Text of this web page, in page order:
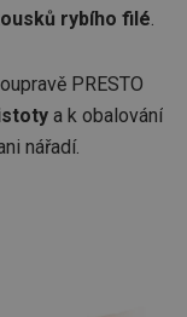
rybího filé
PRESTO
a k obalování
nářadí.